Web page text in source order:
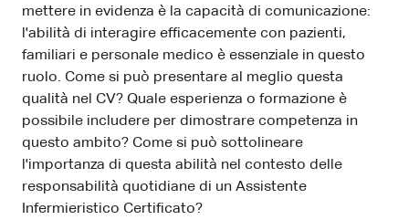
mettere in evidenza è la capacità di comunicazione:
l'abilità di interagire efficacemente con pazienti,
familiari e personale medico è essenziale in questo
ruolo. Come si può presentare al meglio questa
qualità nel CV? Quale esperienza o formazione è
possibile includere per dimostrare competenza in
questo ambito? Come si può sottolineare
l'importanza di questa abilità nel contesto delle
responsabilità quotidiane di un Assistente
Infermieristico Certificato?